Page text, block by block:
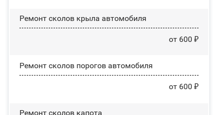
Ремонт сколов крыла автомобиля
от 600 ₽
Ремонт сколов порогов автомобиля
от 600 ₽
Ремонт сколов капота